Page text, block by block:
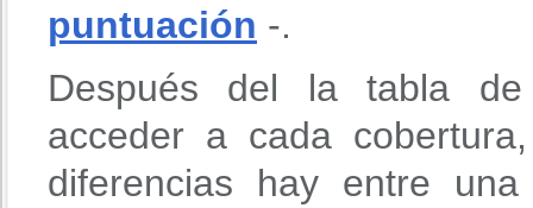
puntuación -.
Después del la tabla de
acceder a cada
diferencias hay entre